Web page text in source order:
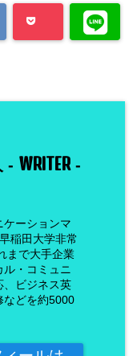
- WRITER-
ケーションマ
稲田大学非常
で大手企業
・コミュニ
、ビジネス英
などを約5000